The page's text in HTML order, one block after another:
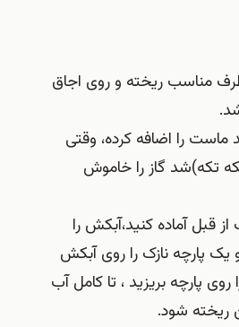
مناسب ریخته و روی اجاق
را اضافه کرده، وقتی
تکه)شد گاز را خاموش
قبل آماده کنید،آبکش را
یک پارچه نازک را روی آبکش
روی پارچه بریزید ، تا کامل آب
ریخته شود.